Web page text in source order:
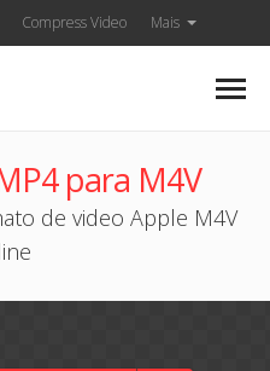
Compress Video Mais
para M4V
de video Apple M4V